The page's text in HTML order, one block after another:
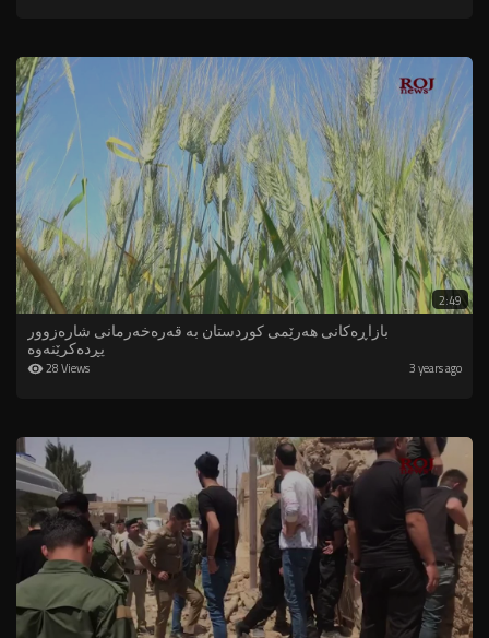
2:49
بازاڕەکانى هەرێمی کوردستان بە قەرەخەرمانى شارەزوور
پڕدەکرێنەوە
28 Views 3 years ago